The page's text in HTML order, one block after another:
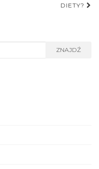
DIETY?
ZNAJDŹ